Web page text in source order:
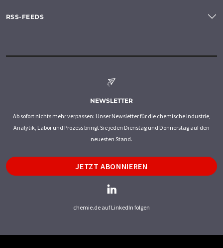
RSS-FEEDS
NEWSLETTER
Ab sofort nichts mehr verpassen: Unser Newsletter für die chemische Industrie,
Analytik, Labor und Prozess bringt Sie jeden Dienstag und Donnerstag auf den
neuesten Stand.
JETZT ABONNIEREN
chemie.de auf LinkedIn folgen